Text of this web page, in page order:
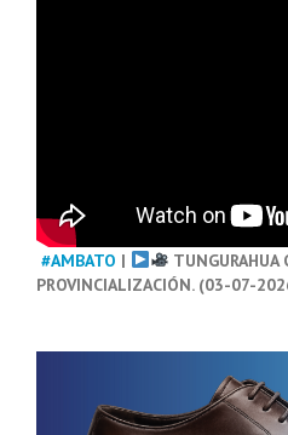
#AMBATO |
TUNGURAHUA
PROVINCIALIZACIÓN. (03-07-